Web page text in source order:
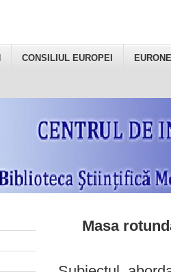
CONSILIUL EUROPEI
Masa